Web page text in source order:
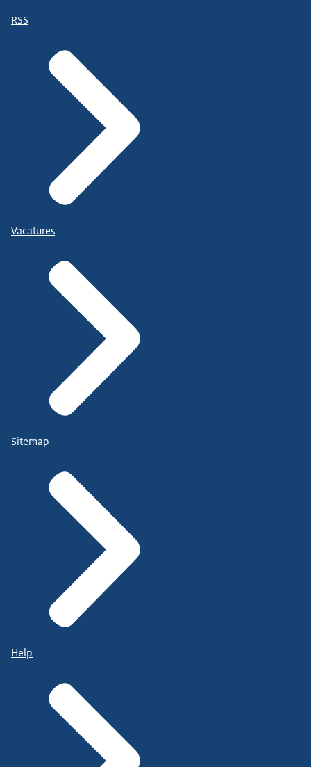
RSS
Vacatures
Sitemap
Help